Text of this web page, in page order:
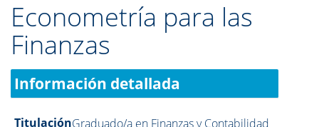
Econometría para las
Finanzas
Información detallada
TitulaciónGraduado/a en Finanzas y Contabilidad